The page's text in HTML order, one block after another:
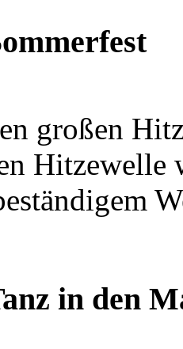
großen
Hitzewelle
in den